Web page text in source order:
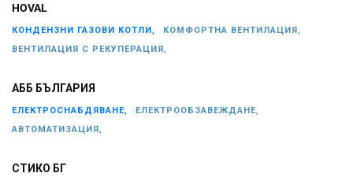
HOVAL
КОНДЕНЗНИ ГАЗОВИ КОТЛИ,
КОМФОРТНА ВЕНТИЛАЦИЯ,
ВЕНТИЛАЦИЯ С РЕКУПЕРАЦИЯ,
АББ БЪЛГАРИЯ
ЕЛЕКТРОСНАБДЯВАНЕ,
ЕЛЕКТРООБЗАВЕЖДАНЕ,
АВТОМАТИЗАЦИЯ,
СТИКО БГ